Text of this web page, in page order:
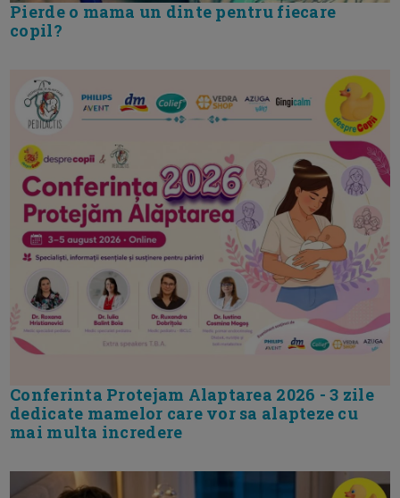
Pierde o mama un dinte pentru fiecare
copil?
Conferinta Protejam Alaptarea 2026 - 3 zile
dedicate mamelor care vor sa alapteze cu
mai multa incredere